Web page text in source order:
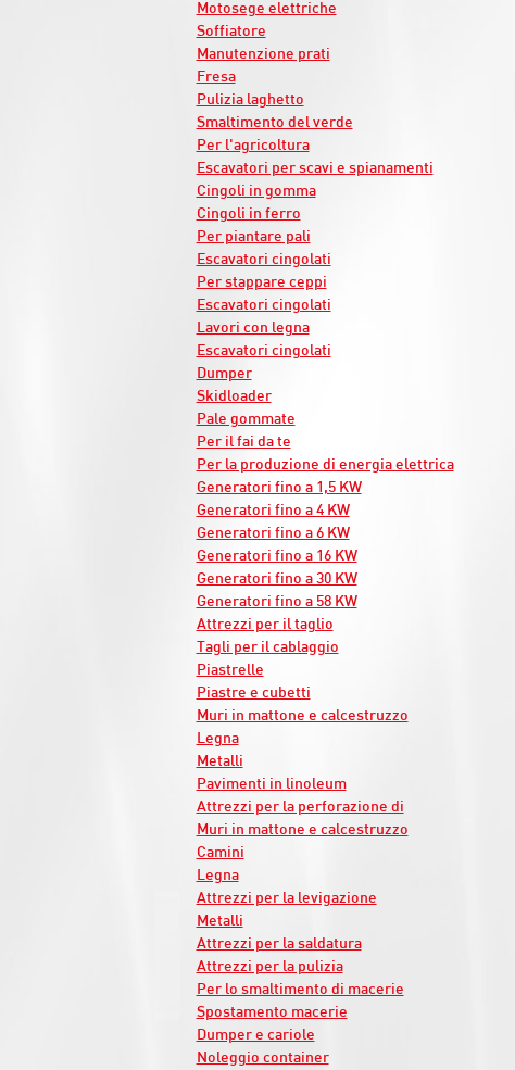
Motosege elettriche
Soffiatore
Manutenzione prati
Fresa
Pulizia laghetto
Smaltimento del verde
Per l'agricoltura
Escavatori per scavi e spianamenti
Cingoli in gomma
Cingoli in ferro
Per piantare pali
Escavatori cingolati
Per stappare ceppi
Escavatori cingolati
Lavori con legna
Escavatori cingolati
Dumper
Skidloader
Pale gommate
Per il fai da te
Per la produzione di energia elettrica
Generatori fino a 1,5 KW
Generatori fino a 4 KW
Generatori fino a 6 KW
Generatori fino a 16 KW
Generatori fino a 30 KW
Generatori fino a 58 KW
Attrezzi per il taglio
Tagli per il cablaggio
Piastrelle
Piastre e cubetti
Muri in mattone e calcestruzzo
Legna
Metalli
Pavimenti in linoleum
Attrezzi per la perforazione di
Muri in mattone e calcestruzzo
Camini
Legna
Attrezzi per la levigazione
Metalli
Attrezzi per la saldatura
Attrezzi per la pulizia
Per lo smaltimento di macerie
Spostamento macerie
Dumper e cariole
Noleggio container